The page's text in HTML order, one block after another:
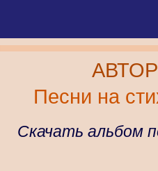
Песни на
Скачать альбом